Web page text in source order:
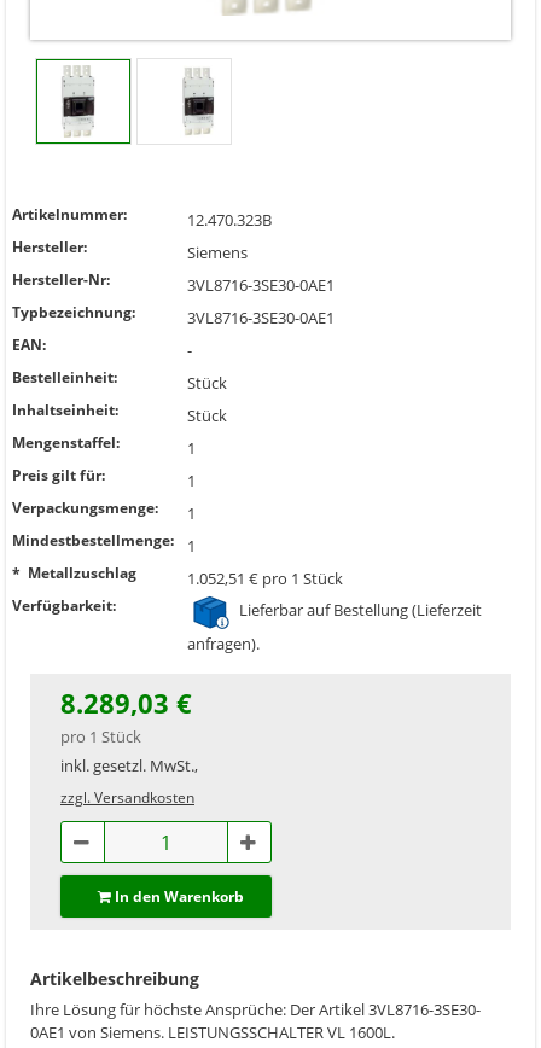
Artikelnummer: 12.470.323B
Hersteller: Siemens
Hersteller-Nr: 3VL8716-3SE30-0AE1
Typbezeichnung: 3VL8716-3SE30-0AE1
EAN: -
Bestelleinheit: Stück
Inhaltseinheit: Stück
Mengenstaffel: 1
Preis gilt für: 1
Verpackungsmenge: 1
Mindestbestellmenge: 1
* Metallzuschlag 1.052,51 € pro 1 Stück
Verfügbarkeit:
Lieferbar auf Bestellung (Lieferzeit
anfragen).
8.289,03 €
pro 1 Stück
inkl. gesetzl. MwSt.,
zzgl. Versandkosten
In den Warenkorb
Artikelbeschreibung
Ihre Lösung für höchste Ansprüche: Der Artikel 3VL8716-3SE30-
0AE1 von Siemens. LEISTUNGSSCHALTER VL 1600L.